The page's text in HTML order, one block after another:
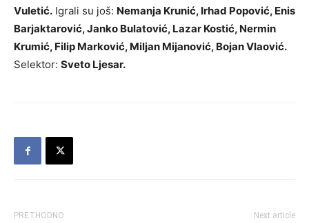
Vuletić. Igrali su još: Nemanja Krunić, Irhad Popović, Enis
Barjaktarović, Janko Bulatović, Lazar Kostić, Nermin
Krumić, Filip Marković, Miljan Mijanović, Bojan Vlaović.
Selektor: Sveto Ljesar.
PRETHODNO Next article